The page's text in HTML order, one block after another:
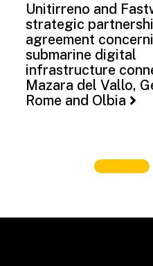
Unitirreno and
strategic
agreement
submarine digital
infrastructure
Mazara del Vallo,
Rome and Olbia